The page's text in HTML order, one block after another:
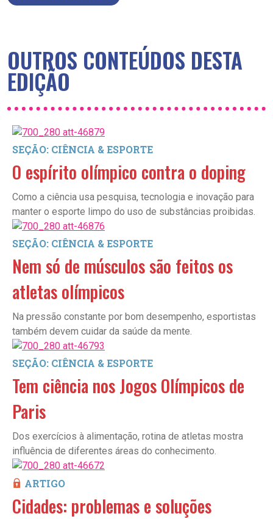
OUTROS CONTEÚDOS DESTA
EDIÇÃO
SEÇÃO: CIÊNCIA & ESPORTE
O espírito olímpico contra o doping
Como a ciência usa pesquisa, tecnologia e inovação para
manter o esporte limpo do uso de substâncias proibidas.
SEÇÃO: CIÊNCIA & ESPORTE
Nem só de músculos são feitos os
atletas olímpicos
Na pressão constante por bom desempenho, esportistas
também devem cuidar da saúde da mente.
SEÇÃO: CIÊNCIA & ESPORTE
Tem ciência nos Jogos Olímpicos de
Paris
Dos exercícios à alimentação, rotina de atletas mostra
influência de diferentes áreas do conhecimento.
ARTIGO
Cidades: problemas e soluções